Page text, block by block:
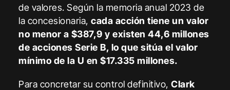
de valores. Según la memoria anual 2023 de
la concesionaria,cada acción tiene un valor
no menor a $387,9 y existen 44,6 millones
de acciones Serie B, lo que sitúa el valor
mínimo de la U en $17.335 millones.
Para concretar su control definitivo,Clark